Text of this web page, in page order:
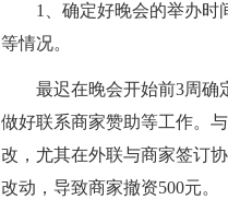
1、确定好晚会的举办时
等情况。
最迟在晚会开始前3周确
做好联系商家赞助等工作。
改，尤其在外联与商家签订
改动，导致商家撤资500元。